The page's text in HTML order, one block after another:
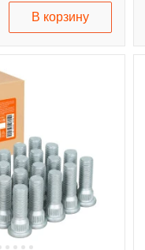
В корзину